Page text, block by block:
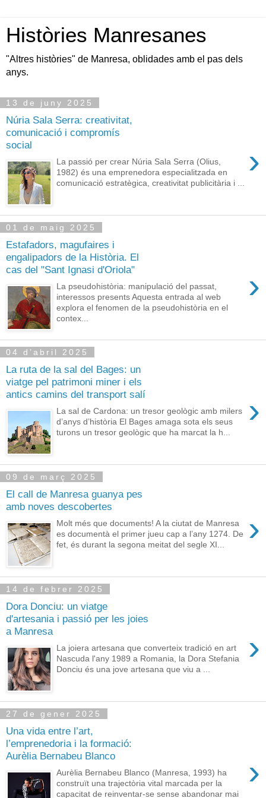
Històries Manresanes
"Altres històries" de Manresa, oblidades amb el pas dels
anys.
13 de juny 2025
Núria Sala Serra: creativitat,
comunicació i compromís
social
›
La passió per crear Núria Sala Serra (Olius,
1982) és una emprenedora especialitzada en
comunicació estratègica, creativitat publicitària i ...
01 de maig 2025
Estafadors, magufaires i
engalipadors de la Història. El
cas del "Sant Ignasi d'Oriola"
›
La pseudohistòria: manipulació del passat,
interessos presents Aquesta entrada al web
explora el fenomen de la pseudohistòria en el
contex...
04 d’abril 2025
La ruta de la sal del Bages: un
viatge pel patrimoni miner i els
antics camins del transport salí
›
La sal de Cardona: un tresor geològic amb milers
d’anys d’història El Bages amaga sota els seus
turons un tresor geològic que ha marcat la h...
09 de març 2025
El call de Manresa guanya pes
amb noves descobertes
›
Molt més que documents! A la ciutat de Manresa
es documentà el primer jueu cap a l’any 1274. De
fet, és durant la segona meitat del segle XI...
14 de febrer 2025
Dora Donciu: un viatge
d'artesania i passió per les joies
a Manresa
›
La joiera artesana que converteix tradició en art
Nascuda l'any 1989 a Romania, la Dora Stefania
Donciu és una jove artesana que viu a ...
27 de gener 2025
Una vida entre l’art,
l’emprenedoria i la formació:
Aurèlia Bernabeu Blanco
›
Aurèlia Bernabeu Blanco (Manresa, 1993) ha
construït una trajectòria vital marcada per la
capacitat de reinventar-se sense abandonar mai